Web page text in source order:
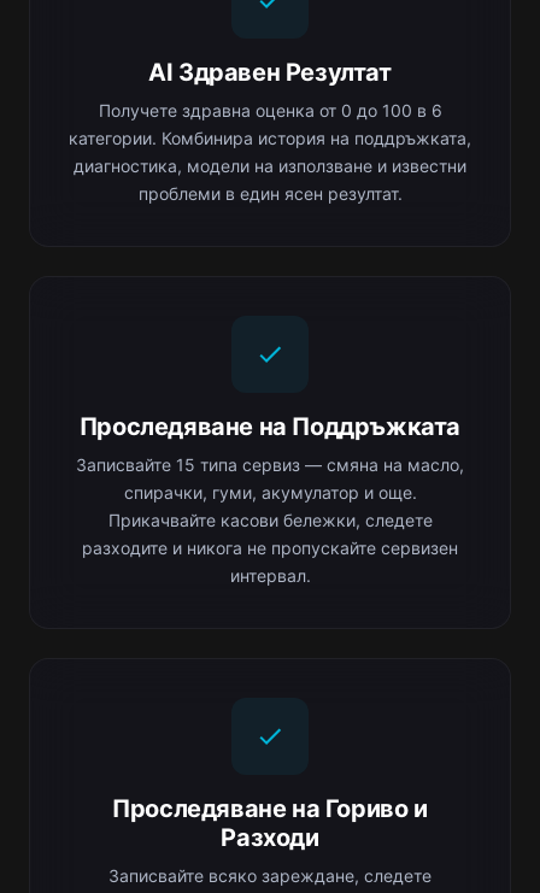
AI Здравен Резултат
Получете здравна оценка от 0 до 100 в 6
категории. Комбинира история на поддръжката,
диагностика, модели на използване и известни
проблеми в един ясен резултат.
Проследяване на Поддръжката
Записвайте 15 типа сервиз — смяна на масло,
спирачки, гуми, акумулатор и още.
Прикачвайте касови бележки, следете
разходите и никога не пропускайте сервизен
интервал.
Проследяване на Гориво и
Разходи
Записвайте всяко зареждане, следете